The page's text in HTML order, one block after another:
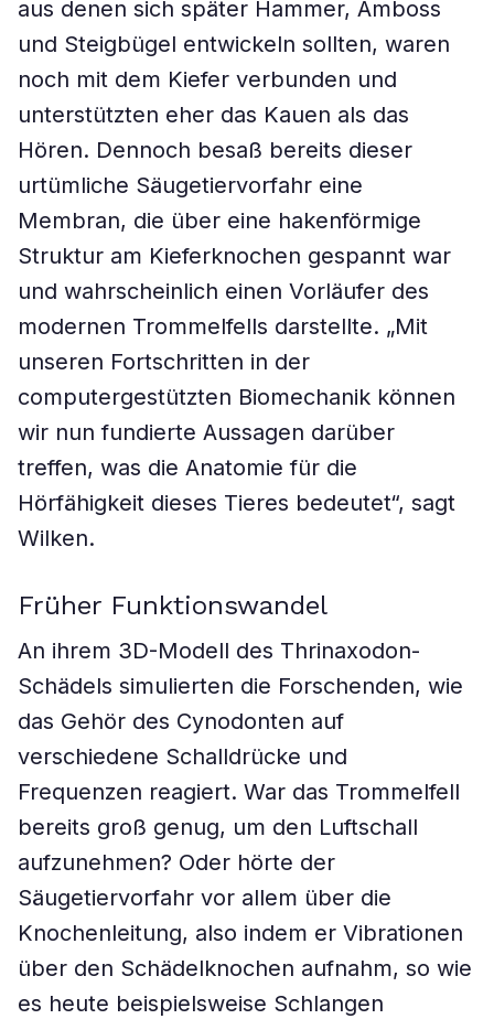
aus denen sich später Hammer, Amboss
und Steigbügel entwickeln sollten, waren
noch mit dem Kiefer verbunden und
unterstützten eher das Kauen als das
Hören. Dennoch besaß bereits dieser
urtümliche Säugetiervorfahr eine
Membran, die über eine hakenförmige
Struktur am Kieferknochen gespannt war
und wahrscheinlich einen Vorläufer des
modernen Trommelfells darstellte. „Mit
unseren Fortschritten in der
computergestützten Biomechanik können
wir nun fundierte Aussagen darüber
treffen, was die Anatomie für die
Hörfähigkeit dieses Tieres bedeutet“, sagt
Wilken.
Früher Funktionswandel
An ihrem 3D-Modell des Thrinaxodon-
Schädels simulierten die Forschenden, wie
das Gehör des Cynodonten auf
verschiedene Schalldrücke und
Frequenzen reagiert. War das Trommelfell
bereits groß genug, um den Luftschall
aufzunehmen? Oder hörte der
Säugetiervorfahr vor allem über die
Knochenleitung, also indem er Vibrationen
über den Schädelknochen aufnahm, so wie
es heute beispielsweise Schlangen